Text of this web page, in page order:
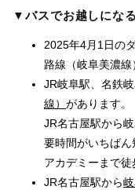
▼バスでお越しにな
2025年4月1日の
路線（岐阜美濃線
JR岐阜駅、名鉄
線） があります。
JR名古屋駅から
要時間がいちばん
アカデミーまで徒
JR名古屋駅から